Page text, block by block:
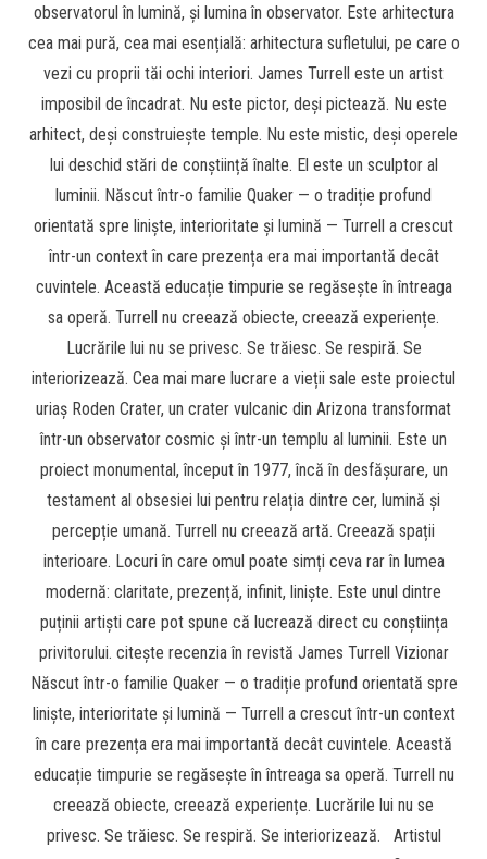
observatorul în lumină, și lumina în observator. Este arhitectura
cea mai pură, cea mai esențială: arhitectura sufletului, pe care o
vezi cu proprii tăi ochi interiori. James Turrell este un artist
imposibil de încadrat. Nu este pictor, deși pictează. Nu este
arhitect, deși construiește temple. Nu este mistic, deși operele
lui deschid stări de conștiință înalte. El este un sculptor al
luminii. Născut într-o familie Quaker — o tradiție profund
orientată spre liniște, interioritate și lumină — Turrell a crescut
într-un context în care prezența era mai importantă decât
cuvintele. Această educație timpurie se regăsește în întreaga
sa operă. Turrell nu creează obiecte, creează experiențe.
Lucrările lui nu se privesc. Se trăiesc. Se respiră. Se
interiorizează. Cea mai mare lucrare a vieții sale este proiectul
uriaș Roden Crater, un crater vulcanic din Arizona transformat
într-un observator cosmic și într-un templu al luminii. Este un
proiect monumental, început în 1977, încă în desfășurare, un
testament al obsesiei lui pentru relația dintre cer, lumină și
percepție umană. Turrell nu creează artă. Creează spații
interioare. Locuri în care omul poate simți ceva rar în lumea
modernă: claritate, prezență, infinit, liniște. Este unul dintre
puținii artiști care pot spune că lucrează direct cu conștiința
privitorului. citește recenzia în revistă James Turrell Vizionar
Născut într-o familie Quaker — o tradiție profund orientată spre
liniște, interioritate și lumină — Turrell a crescut într-un context
în care prezența era mai importantă decât cuvintele. Această
educație timpurie se regăsește în întreaga sa operă. Turrell nu
creează obiecte, creează experiențe. Lucrările lui nu se
privesc. Se trăiesc. Se respiră. Se interiorizează. Artistul